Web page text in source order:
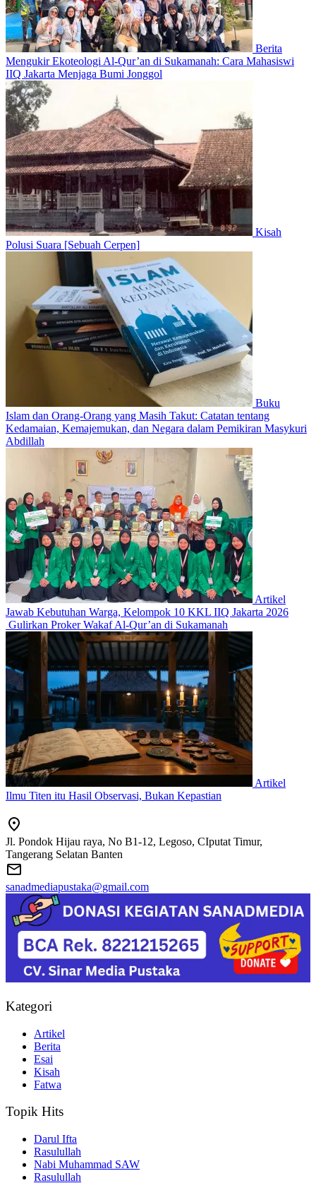
Berita
Mengukir Ekoteologi Al-Qur’an di Sukamanah: Cara Mahasiswi
IIQ Jakarta Menjaga Bumi Jonggol
Kisah
Polusi Suara [Sebuah Cerpen]
Buku
Islam dan Orang-Orang yang Masih Takut: Catatan tentang
Kedamaian, Kemajemukan, dan Negara dalam Pemikiran Masykuri
Abdillah
Artikel
Jawab Kebutuhan Warga, Kelompok 10 KKL IIQ Jakarta 2026
Gulirkan Proker Wakaf Al-Qur’an di Sukamanah
Artikel
Ilmu Titen itu Hasil Observasi, Bukan Kepastian
Jl. Pondok Hijau raya, No B1-12, Legoso, CIputat Timur,
Tangerang Selatan Banten
sanadmediapustaka@gmail.com
Kategori
Artikel
Berita
Esai
Kisah
Fatwa
Topik Hits
Darul Ifta
Rasulullah
Nabi Muhammad SAW
Rasulullah